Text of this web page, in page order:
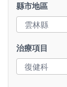
縣市地區
治療項目